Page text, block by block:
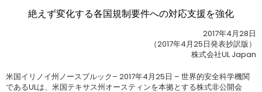
絶えず変化する各国規制要件への対応支援を強化
2017年4月28日
（2017年4月25日発表抄訳版）
株式会社UL Japan
米国イリノイ州ノースブルック– 2017年4月25日 – 世界的安全科学機関
であるULは、米国テキサス州オースティンを本拠とする株式非公開会